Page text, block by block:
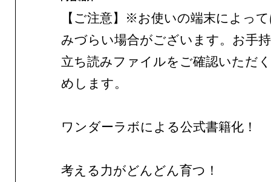
【ご注意】※お使いの端末によっ
みづらい場合がございます。お手
立ち読みファイルをご確認いただ
めします。
ワンダーラボによる公式書籍化！
考える力がどんどん育つ！